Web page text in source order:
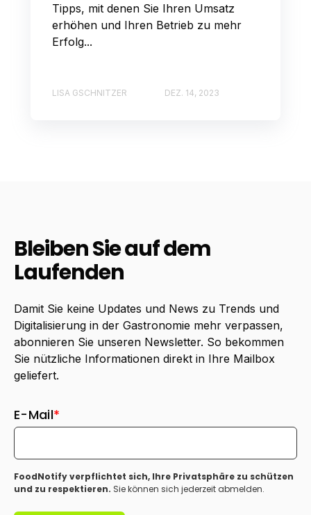
Tipps, mit denen Sie Ihren Umsatz
erhöhen und Ihren Betrieb zu mehr
Erfolg...
LISA GSCHNITZER DEZ. 14, 2023
Bleiben Sie auf dem
Laufenden
Damit Sie keine Updates und News zu Trends und
Digitalisierung in der Gastronomie mehr verpassen,
abonnieren Sie unseren Newsletter. So bekommen
Sie nützliche Informationen direkt in Ihre Mailbox
geliefert.
E-Mail*
FoodNotify verpflichtet sich, Ihre Privatsphäre zu schützen
und zu respektieren. Sie können sich jederzeit abmelden.